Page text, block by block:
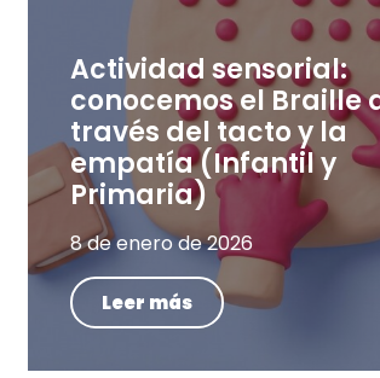
Actividad sensorial:
conocemos el Braille
través del tacto y la
empatía (Infantil y
Primaria)
8 de enero de 2026
Leer más